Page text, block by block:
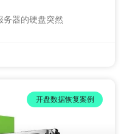
务器的硬盘突然
开盘数据恢复案例